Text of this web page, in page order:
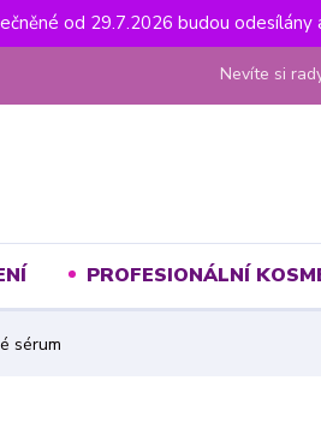
od 29.7.2026 budou
Nevíte si
PROFESIONÁLNÍ
sérum